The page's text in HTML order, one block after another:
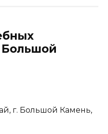
Большой
г. Большой Камень,